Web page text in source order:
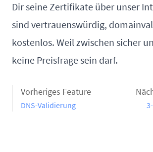
Dir seine Zertifikate über unser
sind vertrauenswürdig,
kostenlos. Weil zwischen sicher
keine Preisfrage sein darf.
Vorheriges Feature
DNS-Validierung